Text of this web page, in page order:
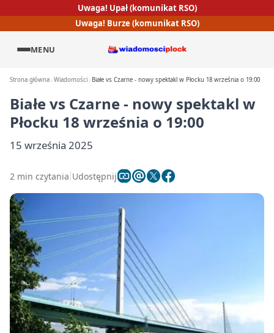
Uwaga! Upał (komunikat RSO)
Uwaga! Burze (komunikat RSO)
MENU
Strona główna Wiadomości Białe vs Czarne - nowy spektakl w Płocku 18 września o 19:00
Białe vs Czarne - nowy spektakl w
Płocku 18 września o 19:00
15 września 2025
2 min czytania Udostępnij